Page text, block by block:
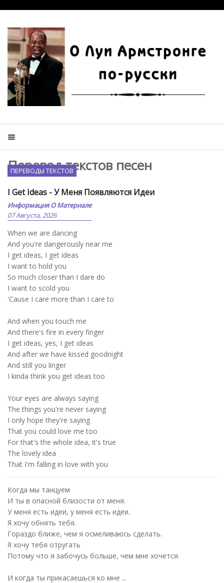
Перевод текстов песен
ПЕРЕВОДЫ ТЕКСТОВ
I Get Ideas - У Меня Появляются Идеи
Информация О Материале
07 Августа, 2026
When we are dancing
And you're dangerously near me
I get ideas, I get ideas
I want to hold you
So much closer than I dare do
I want to scold you
'Cause I care more than I care to
And when you touch me
And there's fire in every finger
I get ideas, yes, I get ideas
And after we have kissed goodnight
And still you linger
I kinda think you get ideas too
Your eyes are always saying
The things you're never saying
I only hope they're saying
That you could love me too
For that's the whole idea, it's true
The lovely idea
That I'm falling in love with you
Когда мы танцуем
И ты в опасной близости от меня.
У меня есть идеи, у меня есть идеи.
Я хочу обнять тебя.
Гораздо ближе, чем я осмеливаюсь сделать.
Я хочу тебя отругать
Потому что я забочусь больше, чем мне хочется.
И когда ты прикасаешься ко мне ...